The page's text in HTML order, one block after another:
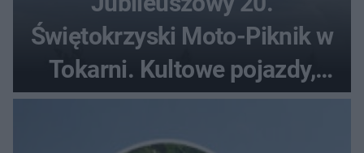
Świętokrzyski Moto-Piknik w
Tokarni. Kultowe pojazdy,
pokazy i muzyczna scena w
Muzeum Wsi Kieleckiej